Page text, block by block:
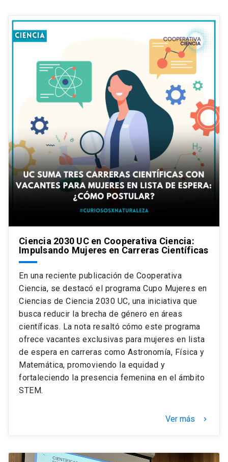
Ciencia 2030 UC en Cooperativa Ciencia:
Impulsando Mujeres en Carreras Científicas
En una reciente publicación de Cooperativa
Ciencia, se destacó el programa Cupo Mujeres en
Ciencias de Ciencia 2030 UC, una iniciativa que
busca reducir la brecha de género en áreas
científicas. La nota resaltó cómo este programa
ofrece vacantes exclusivas para mujeres en lista
de espera en carreras como Astronomía, Física y
Matemática, promoviendo la equidad y
fortaleciendo la presencia femenina en el ámbito
STEM.
Ver más keyboard_arrow_right